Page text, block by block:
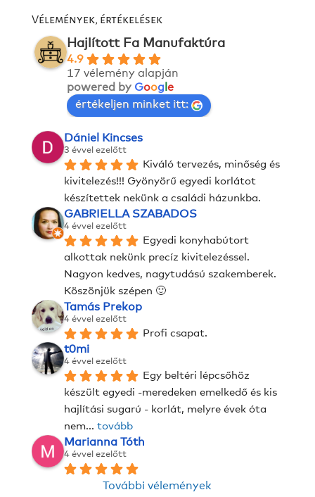
Vélemények, értékelések
Hajlított Fa Manufaktúra
4.9
17 vélemény alapján
powered by Googl e
értékeljen minket itt:
Dániel Kincses
3 évvel ezelőtt
Kiváló tervezés, minőség és
kivitelezés!!! Gyönyörű egyedi korlátot
készítettek nekünk a családi házunkba.
GABRIELLA SZABADOS
4 évvel ezelőtt
Egyedi konyhabútort
alkottak nekünk precíz kivitelezéssel.
Nagyon kedves, nagytudású szakemberek.
Köszönjük szépen 🙂
Tamás Prekop
4 évvel ezelőtt
Profi csapat.
t0mi
4 évvel ezelőtt
Egy beltéri lépcsőhöz
készült egyedi -meredeken emelkedő és kis
hajlítási sugarú - korlát, melyre évek óta
nem... tovább
Marianna Tóth
4 évvel ezelőtt
További vélemények